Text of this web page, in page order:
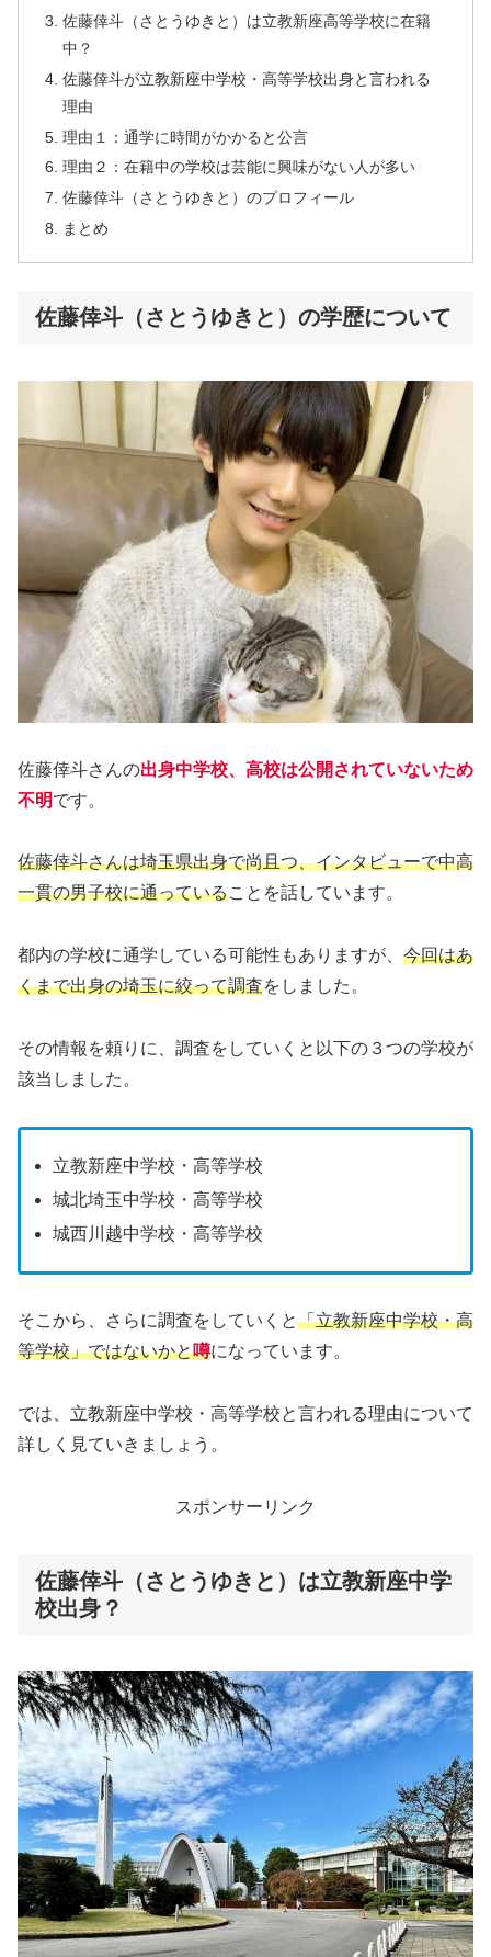
佐藤倖斗（さとうゆきと）は立教新座高等学校に在籍
中？
佐藤倖斗が立教新座中学校・高等学校出身と言われる
理由
理由１：通学に時間がかかると公言
理由２：在籍中の学校は芸能に興味がない人が多い
佐藤倖斗（さとうゆきと）のプロフィール
まとめ
佐藤倖斗（さとうゆきと）の学歴について
佐藤倖斗さんの出身中学校、高校は公開されていないため
不明です。
佐藤倖斗さんは埼玉県出身で尚且つ、インタビューで中高
一貫の男子校に通っていることを話しています。
都内の学校に通学している可能性もありますが、 今回はあ
くまで出身の埼玉に絞って調査をしました。
その情報を頼りに、調査をしていくと以下の３つの学校が
該当しました。
立教新座中学校・高等学校
城北埼玉中学校・高等学校
城西川越中学校・高等学校
そこから、さらに調査をしていくと「立教新座中学校・高
等学校」ではないかと噂になっています。
では、立教新座中学校・高等学校と言われる理由について
詳しく見ていきましょう。
スポンサーリンク
佐藤倖斗（さとうゆきと）は立教新座中学
校出身？